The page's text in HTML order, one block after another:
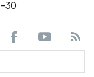
30